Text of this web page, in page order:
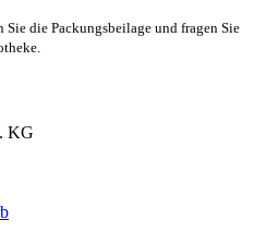
die Packungsbeilage und fragen Sie
KG